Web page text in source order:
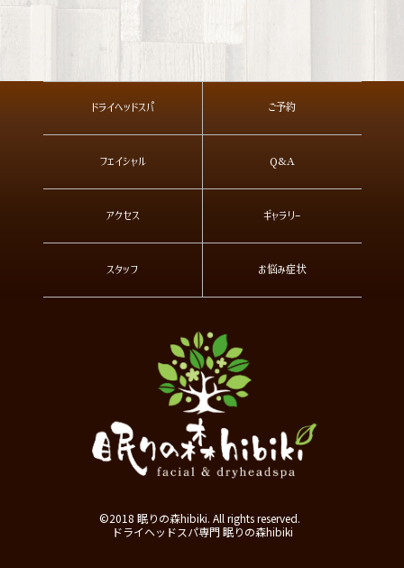
ドライヘッドスパ ご予約
フェイシャル Q&A
アクセス ギャラリー
スタッフ お悩み症状
©2018 眠りの森hibiki. All rights reserved.
ドライヘッドスパ専門 眠りの森hibiki